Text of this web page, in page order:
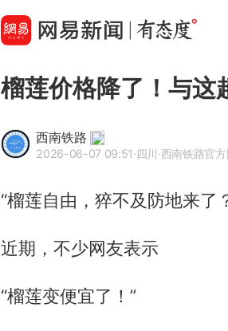
榴莲价格降了！与
西南铁路
2026-06-07 09:51·四川·西南铁路官
“榴莲自由，猝不及防地来了
近期，不少网友表示
“榴莲变便宜了！”